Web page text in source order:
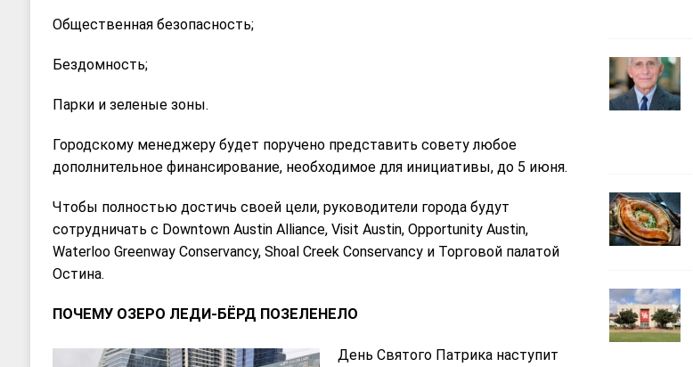
Общественная безопасность;
Бездомность;
Парки и зеленые зоны.
Городскому менеджеру будет поручено представить совету любое
дополнительное финансирование, необходимое для инициативы, до 5 июня.
Чтобы полностью достичь своей цели, руководители города будут
сотрудничать с Downtown Austin Alliance, Visit Austin, Opportunity Austin,
Waterloo Greenway Conservancy, Shoal Creek Conservancy и Торговой палатой
Остина.
ПОЧЕМУ ОЗЕРО ЛЕДИ-БЁРД ПОЗЕЛЕНЕЛО
День Святого Патрика наступит